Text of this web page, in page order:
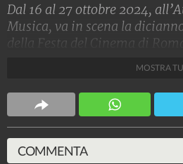
Dal 16 al 27 ottobre 2024,
Musica, va in scena la
della Festa del Cinema di
Stile e trend
MOSTRA
COMMENTA